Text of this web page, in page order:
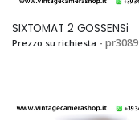
SIXTOMAT 2 GOSSENSi
Prezzo su richiesta - pr3089
aver trovato